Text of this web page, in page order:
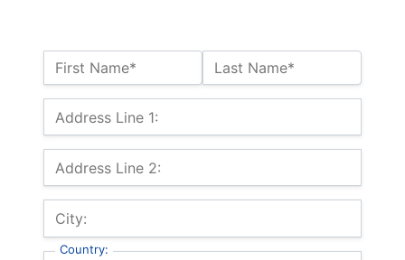
Name:*
First Name* Last Name*
Billing Address
Address Line 1:
Address Line 2:
City:
Country: